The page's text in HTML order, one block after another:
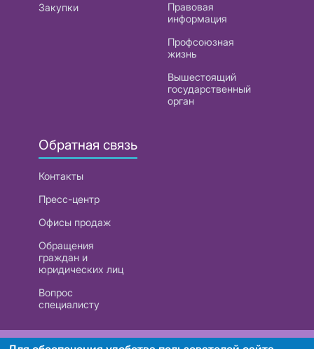
Закупки
Правовая
информация
Профсоюзная
жизнь
Вышестоящий
государственный
орган
Обратная связь
Контакты
Пресс-центр
Офисы продаж
Обращения
граждан и
юридических лиц
Вопрос
специалисту
РУП «Белтелеком». УНП 101007741